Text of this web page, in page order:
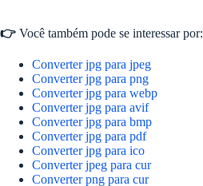
👉 Você também pode se interessar por:
Converter jpg para jpeg
Converter jpg para png
Converter jpg para webp
Converter jpg para avif
Converter jpg para bmp
Converter jpg para pdf
Converter jpg para ico
Converter jpeg para cur
Converter png para cur